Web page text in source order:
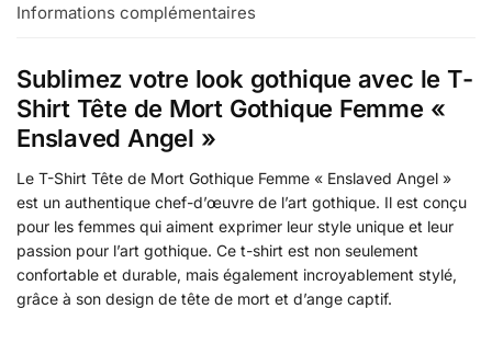
Informations complémentaires
Sublimez votre look gothique avec le T-
Shirt Tête de Mort Gothique Femme «
Enslaved Angel »
Le T-Shirt Tête de Mort Gothique Femme « Enslaved Angel »
est un authentique chef-d’œuvre de l’art gothique. Il est conçu
pour les femmes qui aiment exprimer leur style unique et leur
passion pour l’art gothique. Ce t-shirt est non seulement
confortable et durable, mais également incroyablement stylé,
grâce à son design de tête de mort et d’ange captif.